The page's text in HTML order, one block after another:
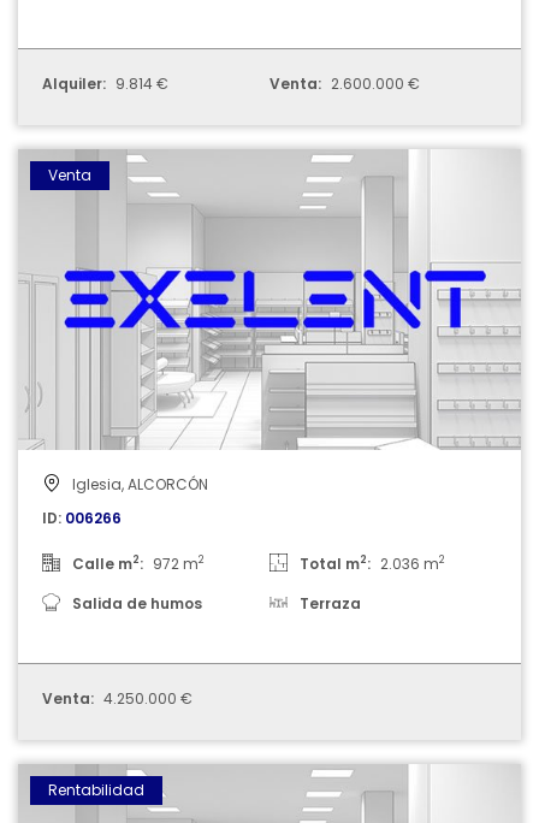
Alquiler: 9.814 € Venta: 2.600.000 €
006266
Venta
Iglesia, ALCORCÓN
ID: 006266
Calle m2: 972 m2 Total m2: 2.036 m2
Salida de humos Terraza
Venta: 4.250.000 €
006198
Rentabilidad